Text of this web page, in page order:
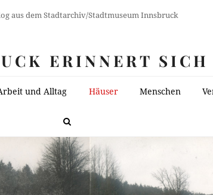
aus dem Stadtarchiv/Stadtmuseum Innsbruck
ERINNERT SICH
und Alltag Häuser Menschen